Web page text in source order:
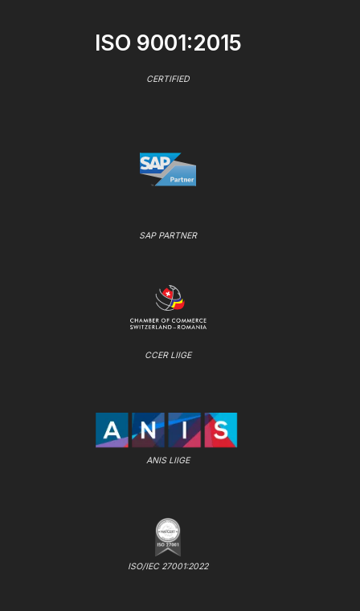
ISO 9001:2015
CERTIFIED
SAP PARTNER
CCER LIIGE
ANIS LIIGE
ISO/IEC 27001:2022